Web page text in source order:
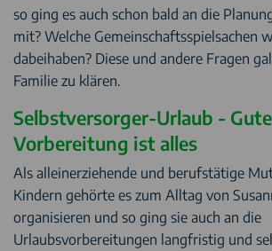
so ging es auch schon bald an die
mit? Welche Gemeinschaftsspielsachen
dabeihaben? Diese und andere Fragen
Familie zu klären.
Selbstversorger-Urlaub - Gute
Vorbereitung ist alles
Als alleinerziehende und berufstätige
Kindern gehörte es zum Alltag von
organisieren und so ging sie auch an die
Urlaubsvorbereitungen langfristig und